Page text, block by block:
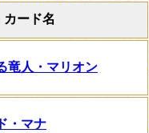
カード名
竜人・マリオン
・マナ